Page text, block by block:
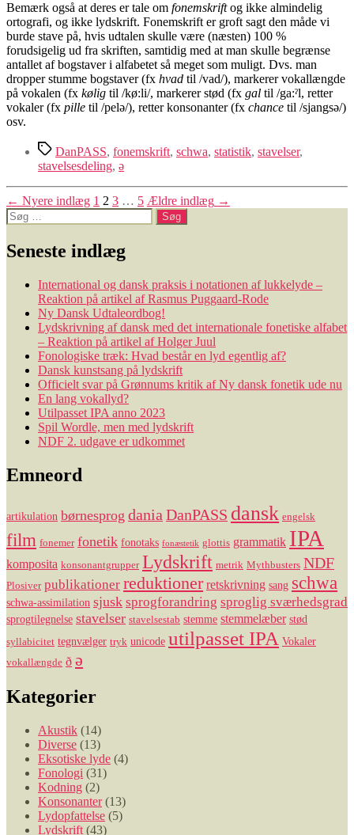
Bemærk også at deres er tale om fonemskriftog ikke almindelig
ortografi, og ikke lydskrift. Fonemskrift er groft sagt den måde vi
burde stave på, hvis udtalen skulle være (næsten) 100 %
forudsigelig ud fra skriften, samtidig med at man skulle begrænse
antallet af bogstaver i alfabetet så meget som muligt. Dvs. man
dropper stumme bogstaver (fx hvad til /vad/), markerer vokallængde
på vokalen (fx kølig til /kø:li/, markerer stød (fx gal til /ga:ˀl, retter
vokaler (fx pille til /pelə/), retter konsonanter (fx chance til /sjangsə/)
osv.
TagsDanPASS, fonemskrift, schwa, statistik, stavelser,
stavelsesdeling, ə
Navigation
til
indlæg
← Nyere indlæg 1 2 3 … 5 Ældre indlæg →
Søg
efter:
Seneste indlæg
International og dansk praksis i notationen af lukkelyde –
Reaktion på artikel af Rasmus Puggaard-Rode
Ny Dansk Udtaleordbog!
Lydskrivning af dansk med det internationale fonetiske alfabet
– Reaktion på artikel af Holger Juul
Fonologiske træk: Hvad består en lyd egentlig af?
Dansk kunstsang på lydskrift
Officielt svar på Grønnums kritik af Ny dansk fonetik ude nu
En lang vokallyd?
Utilpasset IPA anno 2023
Spil Wordle, men med lydskrift
NDF 2. udgave er udkommet
Emneord
artikulation børnesprog dania DanPASS dansk engelsk
film fonemer fonetik fonotaks fonæstetik glottis grammatik IPA
komposita konsonantgrupper Lydskrift metrik Mythbusters NDF
Plosiver publikationer reduktioner retskrivning sang schwa
schwa-assimilation sjusk sprogforandring sproglig sværhedsgrad
sprogtilegnelse stavelser stavelsestab stemme stemmelæber stød
syllabicitet tegnvælger tryk unicode utilpasset IPA Vokaler
vokallængde ð ə
Kategorier
Akustik (14)
Diverse (13)
Eksotiske lyde (4)
Fonologi (31)
Kodning (2)
Konsonanter(13)
Lydopfattelse (5)
Lydskrift (43)